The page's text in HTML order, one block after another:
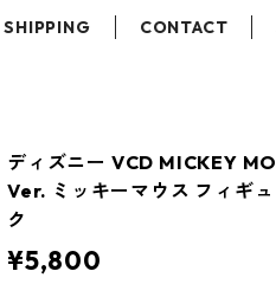
SHIPPING CONTACT
ディズニー VCD MICKEY
Ver. ミッキーマウス フィギ
ク
¥5,800